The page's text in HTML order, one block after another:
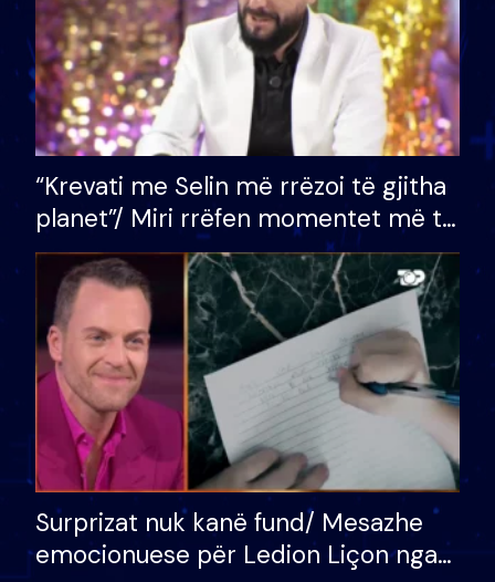
“Krevati me Selin më rrëzoi të gjitha
planet”/ Miri rrëfen momentet më të
bukura në shtëpinë e BB VIP: Do më
mungojë zilja e mëngjesit kur…
Surprizat nuk kanë fund/ Mesazhe
emocionuese për Ledion Liçon nga